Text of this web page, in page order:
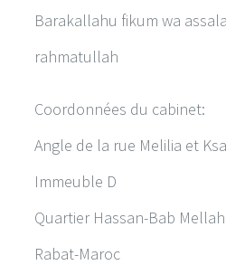
Barakallahu fikum wa
rahmatullah
Coordonnées du cabinet:
Angle de la rue Melilia et
Immeuble D
Quartier Hassan-Bab Mellah
Rabat-Maroc